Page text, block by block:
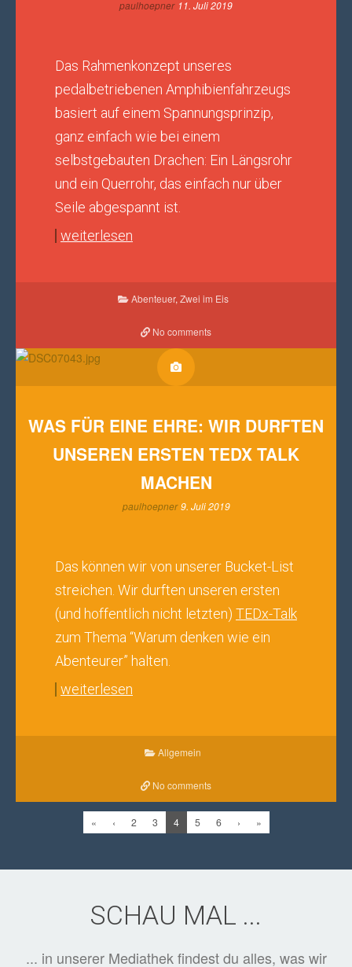
paulhoepner 11. Juli 2019
Das Rahmenkonzept unseres
pedalbetriebenen Amphibienfahrzeugs
basiert auf einem Spannungsprinzip,
ganz einfach wie bei einem
selbstgebauten Drachen: Ein Längsrohr
und ein Querrohr, das einfach nur über
Seile abgespannt ist.
weiterlesen
Abenteuer, Zwei im Eis
No comments
WAS FÜR EINE EHRE: WIR DURFTEN
UNSEREN ERSTEN TEDX TALK
MACHEN
paulhoepner 9. Juli 2019
Das können wir von unserer Bucket-List
streichen. Wir durften unseren ersten
(und hoffentlich nicht letzten) TEDx-Talk
zum Thema “Warum denken wie ein
Abenteurer” halten.
weiterlesen
Allgemein
No comments
« ‹ 2 3 4 5 6 › »
SCHAU MAL ...
... in unserer Mediathek findest du alles, was wir